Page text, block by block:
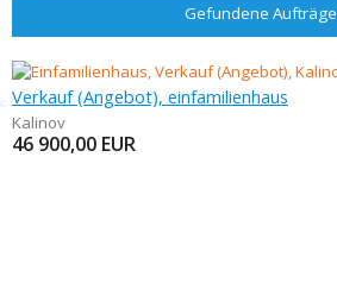
Gefundene Aufträge
Verkauf (Angebot), einfamilienhaus
Kalinov
46 900,00 EUR